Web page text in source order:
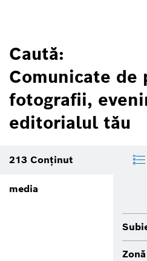
Caută:
Comunicate de
fotografii,
editorialul tău
213 Conţinut
media
Zonă